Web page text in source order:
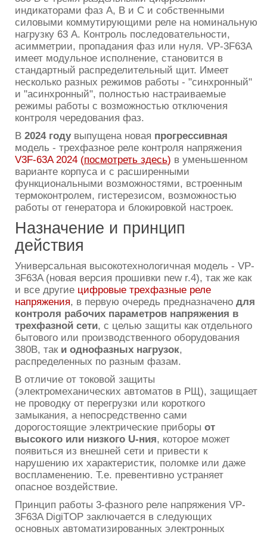
индикаторами фаз А, В и С и собственными
силовыми коммутирующими реле на номинальную
нагрузку 63 А. Контроль последовательности,
асимметрии, пропадания фаз или нуля. VP-3F63A
имеет модульное исполнение, становится в
стандартный распределительный щит. Имеет
несколько разных режимов работы - "синхронный"
и "асинхронный", полностью настраиваемые
режимы работы с возможностью отключения
контроля чередования фаз.
В 2024 годувыпущена новая прогрессивная
модель - трехфазное реле контроля напряжения
V3F-63A 2024 (посмотреть здесь) в уменьшенном
варианте корпуса и c расширенными
функциональными возможностями, встроенным
термоконтролем, гистерезисом, возможностью
работы от генератора и блокировкой настроек.
Назначение и принцип
действия
Универсальная высокотехнологичная модель - VP-
3F63A (новая версия прошивки new r.4), так же как
и все другие цифровые трехфазные реле
напряжения, в первую очередь предназначено для
контроля рабочих параметров напряжения в
трехфазной сети, с целью защиты как отдельного
бытового или производственного оборудования
380В, так и однофазных нагрузок,
распределенных по разным фазам.
В отличие от токовой защиты
(электромеханических автоматов в РЩ), защищает
не проводку от перегрузки или короткого
замыкания, а непосредственно сами
дорогостоящие электрические приборы от
высокого или низкого U-ния, которое может
появиться из внешней сети и привести к
нарушению их характеристик, поломке или даже
воспламенению. Т.е. превентивно устраняет
опасное воздействие.
Принцип работы 3-фазного реле напряжения VP-
3F63A DigiTOP заключается в следующих
основных автоматизированных электронных